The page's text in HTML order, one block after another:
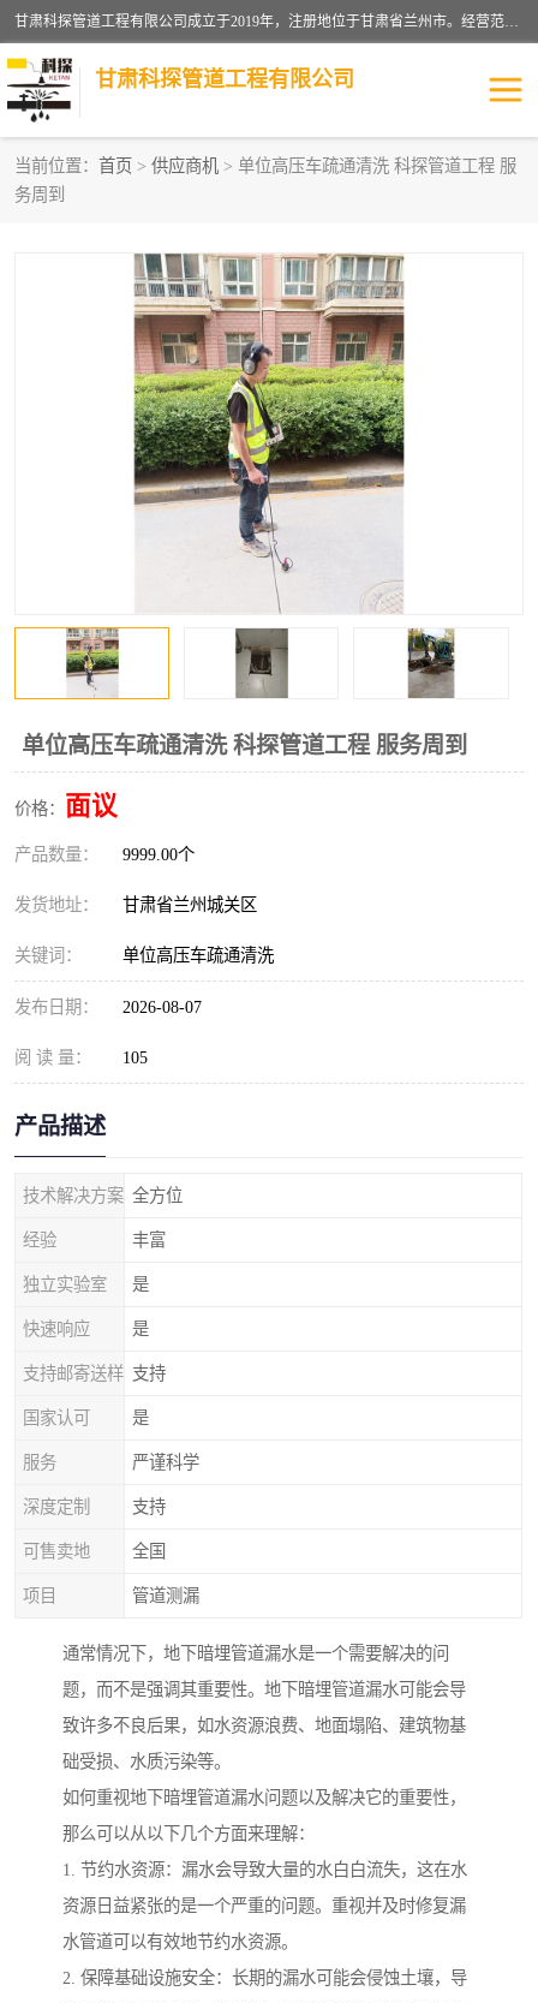
甘肃科探管道工程有限公司成立于2019年，注册地位于甘肃省兰州市。经营范围包括管道安装、清洗、疏通、维修、检测，防水工程，工程钻孔，化粪池清理，暖气安装，给排水管道安装维修，室内外管道如消防、供水、供热管道漏水检测定位，室内外防水堵漏等。
甘肃科探管道工程有限公司
当前位置： 首页 > 供应商机 > 单位高压车疏通清洗 科探管道工程 服
务周到
单位高压车疏通清洗 科探管道工程 服务周到
价格： 面议
产品数量： 9999.00个
发货地址： 甘肃省兰州城关区
关键词： 单位高压车疏通清洗
发布日期： 2026-08-07
阅 读 量： 105
产品描述
技术解决方案 全方位
经验 丰富
独立实验室 是
快速响应 是
支持邮寄送样 支持
国家认可 是
服务 严谨科学
深度定制 支持
可售卖地 全国
项目 管道测漏
通常情况下，地下暗埋管道漏水是一个需要解决的问
题，而不是强调其重要性。地下暗埋管道漏水可能会导
致许多不良后果，如水资源浪费、地面塌陷、建筑物基
础受损、水质污染等。
如何重视地下暗埋管道漏水问题以及解决它的重要性，
那么可以从以下几个方面来理解：
1. 节约水资源：漏水会导致大量的水白白流失，这在水
资源日益紧张的是一个严重的问题。重视并及时修复漏
水管道可以有效地节约水资源。
2. 保障基础设施安全：长期的漏水可能会侵蚀土壤，导
管道安装维修
漏水检查维修 消防管道漏水
供热管道漏水 排水管道漏水
自来水管漏水 管道疏通
高压车疏通清淤